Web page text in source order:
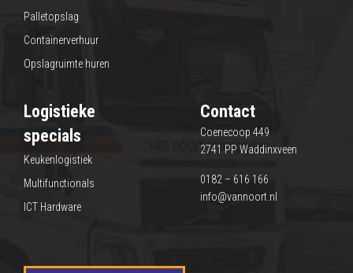
Palletopslag
Containerverhuur
Opslagruimte huren
Logistieke
specials
Keukenlogistiek
Multifunctionals
ICT Hardware
Contact
Coenecoop 449
2741 PP Waddinxveen
0182 – 616 166
info@vannoort.nl